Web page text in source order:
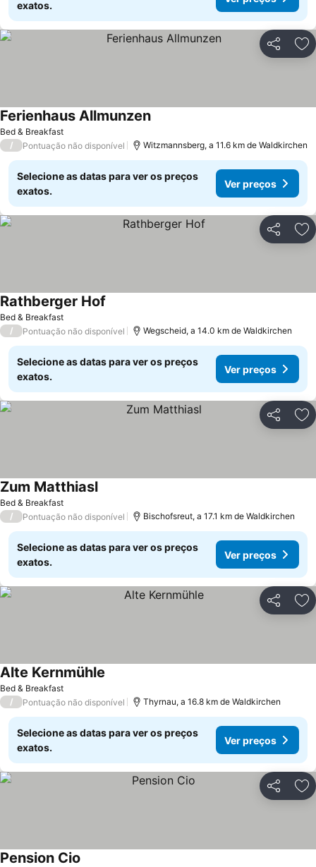
exatos.
Partilhar
Bed & Breakfast
Ferienhaus AllmunzenVer preços
/ Pontuação não disponível Witzmannsberg, a 11.6 km de Waldkirchen
Selecione as datas para ver os preços
exatos.
Ver preços
Partilhar
Bed & Breakfast
Rathberger Hof
/ Pontuação não disponível Wegscheid, a 14.0 km de Waldkirchen
Selecione as datas para ver os preços
exatos.
Ver preços
Partilhar
Bed & Breakfast
Zum MatthiaslVer preços
/ Pontuação não disponível Bischofsreut, a 17.1 km de Waldkirchen
Selecione as datas para ver os preços
exatos.
Ver preços
Partilhar
Bed & Breakfast
Alte Kernmühle
/ Pontuação não disponível Thyrnau, a 16.8 km de Waldkirchen
Selecione as datas para ver os preços
exatos.
Ver preços
Partilhar
Pension Cio